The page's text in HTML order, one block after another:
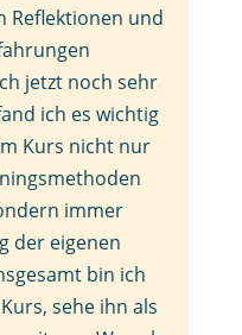
Reflektionen und
jetzt noch sehr
ich es wichtig
Kurs nicht nur
immer
der eigenen
bin ich
sehe ihn als